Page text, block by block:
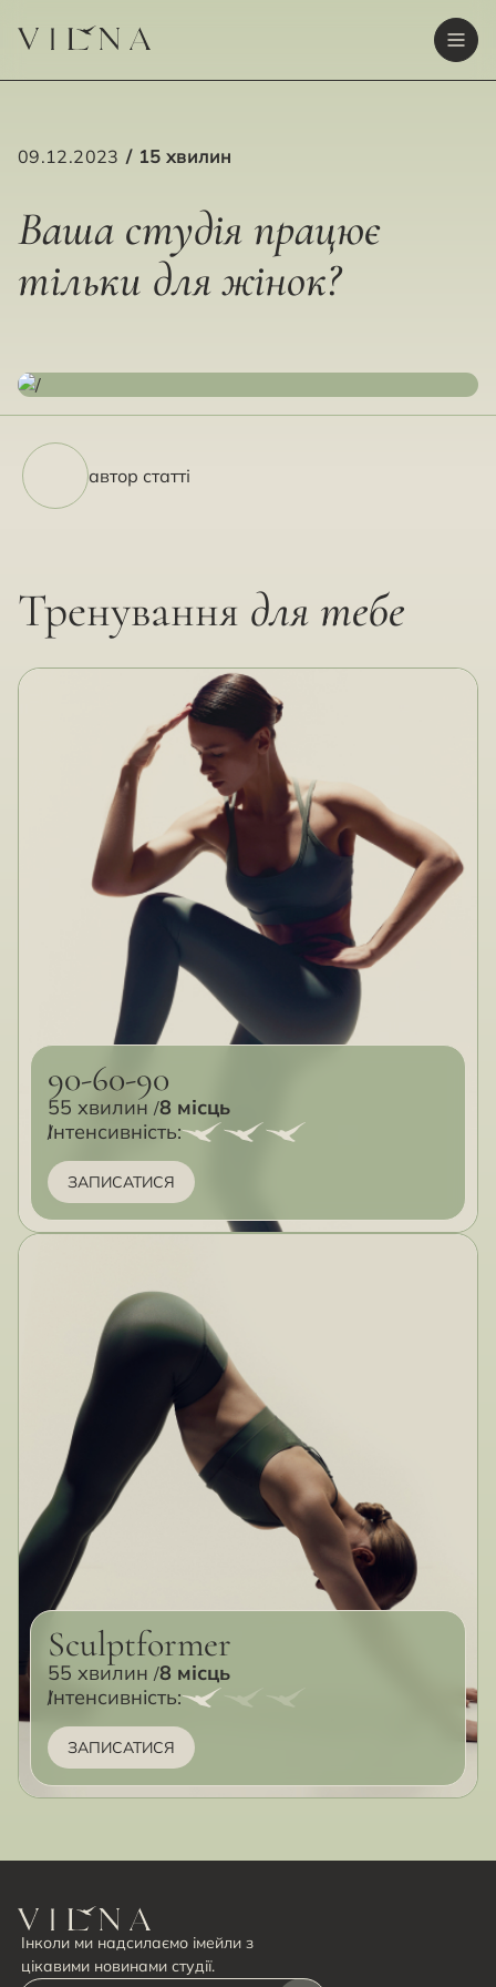
09.12.2023 15 хвилин
Ваша студія працює
тільки для жінок?
автор статті
Тренування для тебе
90-60-90
55 хвилин 8 місць
Інтенсивність:
ЗАПИСАТИСЯ
Sculptformer
55 хвилин 8 місць
Інтенсивність:
ЗАПИСАТИСЯ
Інколи ми надсилаємо імейли з
цікавими новинами студії.